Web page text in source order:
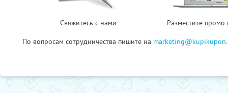
Свяжитесь с нами Разместите
По вопросам сотрудничества пишите на